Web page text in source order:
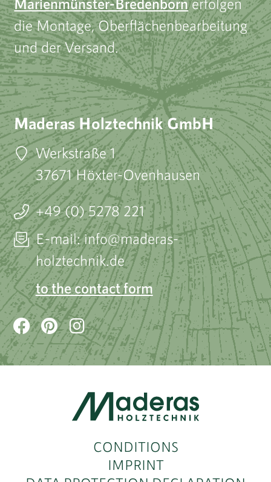
die Montage, Oberflächenbearbeitung
und der Versand.
Maderas Holztechnik GmbH
Werkstraße 1
37671 Höxter-Ovenhausen
+49 (0) 5278 221
E-mail: info@maderas-
holztechnik.de
to the contact form
CONDITIONS
IMPRINT